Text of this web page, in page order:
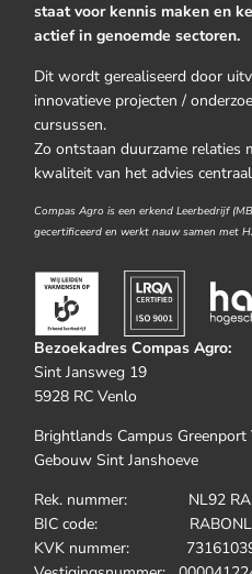
staat voor kennis maken en
actief in genoemde sectoren.
Dit wordt gerealiseerd door
innovatieve projecten /
cursussen.
Zo ontstaan duurzame relaties
kwaliteit van het advies
Compas Agro is een erkend Leerbedrijf
gecertificeerd en werkt nauw samen met
Bezoekadres Compas Agro:
Sint Jansweg 19
5928 RC Venlo
Brightlands Campus Greenport
Gebouw Sint Janshoeve
Rek. nummer: NL92
BIC code:
KVK nummer: